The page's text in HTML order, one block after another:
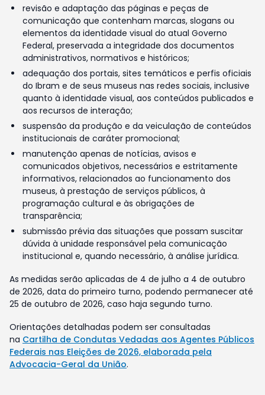
revisão e adaptação das páginas e peças de
comunicação que contenham marcas, slogans ou
elementos da identidade visual do atual Governo
Federal, preservada a integridade dos documentos
administrativos, normativos e históricos;
adequação dos portais, sites temáticos e perfis oficiais
do Ibram e de seus museus nas redes sociais, inclusive
quanto à identidade visual, aos conteúdos publicados e
aos recursos de interação;
suspensão da produção e da veiculação de conteúdos
institucionais de caráter promocional;
manutenção apenas de notícias, avisos e
comunicados objetivos, necessários e estritamente
informativos, relacionados ao funcionamento dos
museus, à prestação de serviços públicos, à
programação cultural e às obrigações de
transparência;
submissão prévia das situações que possam suscitar
dúvida à unidade responsável pela comunicação
institucional e, quando necessário, à análise jurídica.
As medidas serão aplicadas de 4 de julho a 4 de outubro
de 2026, data do primeiro turno, podendo permanecer até
25 de outubro de 2026, caso haja segundo turno.
Orientações detalhadas podem ser consultadas
na Cartilha de Condutas Vedadas aos Agentes Públicos
Federais nas Eleições de 2026, elaborada pela
Advocacia-Geral da União.